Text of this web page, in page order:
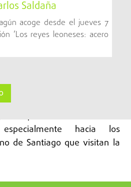
el año se desarrollan ferias
que incluyen conciertos,
de la localidad. Estas
muestran el patrimonio
sino que también fortalecen
hacia los
de Santiago que visitan la
Saldaña
acoge desde el jueves 7
‘Los reyes leoneses: acero